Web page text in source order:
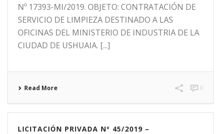
Nº 17393-MI/2019. OBJETO: CONTRATACIÓN DE
SERVICIO DE LIMPIEZA DESTINADO A LAS
OFICINAS DEL MINISTERIO DE INDUSTRIA DE LA
CIUDAD DE USHUAIA. [...]
Read More 0
LICITACIÓN PRIVADA Nº 45/2019 –